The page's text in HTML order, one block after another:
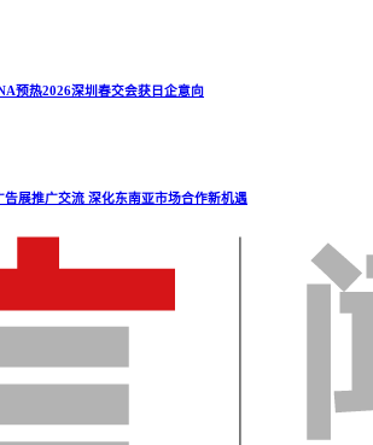
预热2026深圳春交会获日企意向
展推广交流 深化东南亚市场合作新机遇